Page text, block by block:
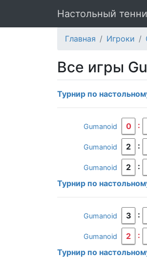
Настольный
Главная Игроки
Все игры
Турнир по
Gumanoid 0 :
Gumanoid 2 :
Gumanoid 2 :
Турнир по
Gumanoid 3 :
Gumanoid 2 :
Турнир по